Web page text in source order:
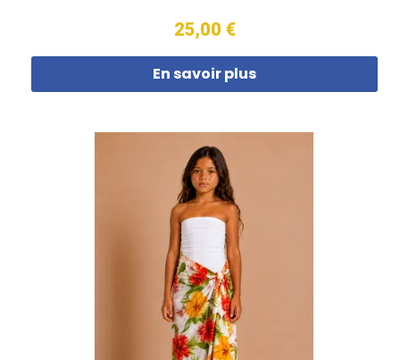
25,00 €
En savoir plus